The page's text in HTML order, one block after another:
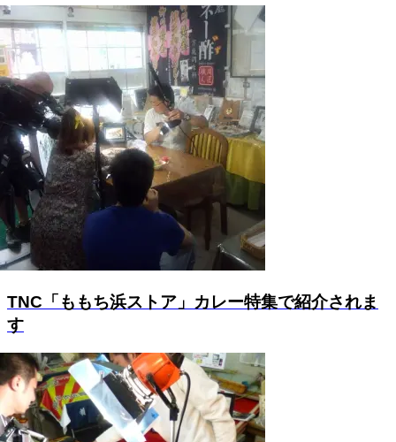
TNC「ももち浜ストア」カレー特集で紹介されま
す